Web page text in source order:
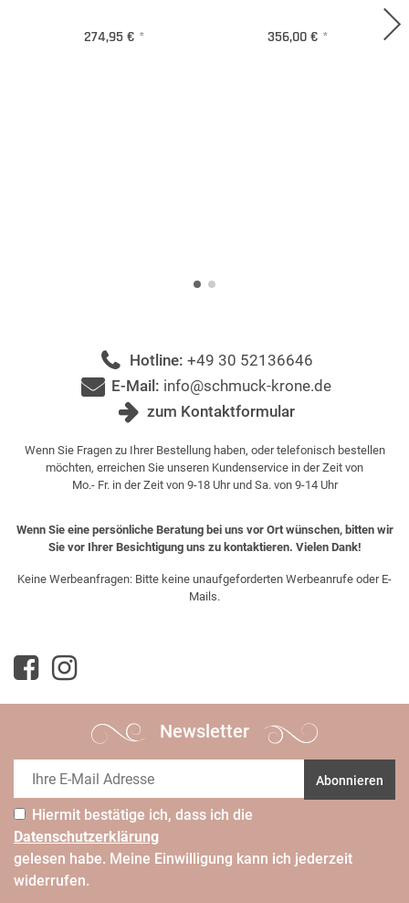
274,95 € * 356,00 € *
Hotline: +49 30 52136646
E-Mail: info@schmuck-krone.de
zum Kontaktformular
Wenn Sie Fragen zu Ihrer Bestellung haben, oder telefonisch bestellen
möchten, erreichen Sie unseren Kundenservice in der Zeit von
Mo.- Fr. in der Zeit von 9-18 Uhr und Sa. von 9-14 Uhr
Wenn Sie eine persönliche Beratung bei uns vor Ort wünschen, bitten wir
Sie vor Ihrer Besichtigung uns zu kontaktieren. Vielen Dank!
Keine Werbeanfragen: Bitte keine unaufgeforderten Werbeanrufe oder E-
Mails.
Newsletter
Abonnieren
Hiermit bestätige ich, dass ich die
Daten­schutz­erklärung
gelesen habe. Meine Einwilligung kann ich jederzeit
widerrufen.